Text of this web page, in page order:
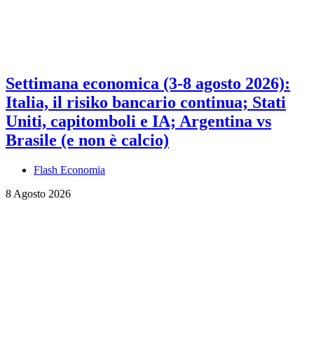
Settimana economica (3-8 agosto 2026):
Italia, il risiko bancario continua; Stati
Uniti, capitomboli e IA; Argentina vs
Brasile (e non è calcio)
Flash Economia
8 Agosto 2026